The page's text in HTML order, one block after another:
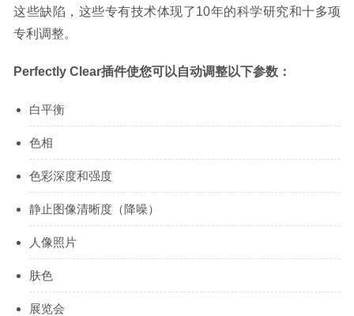
这些缺陷，这些专有技术体现了10年的科学研究和十多项
专利调整。
Perfectly Clear插件使您可以自动调整以下参数：
白平衡
色相
色彩深度和强度
静止图像清晰度（降噪）
人像照片
肤色
展览会